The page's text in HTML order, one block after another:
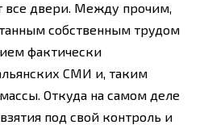
все двери. Между прочим,
собственным трудом
фактически
СМИ и, таким
Откуда на самом деле
под свой контроль и